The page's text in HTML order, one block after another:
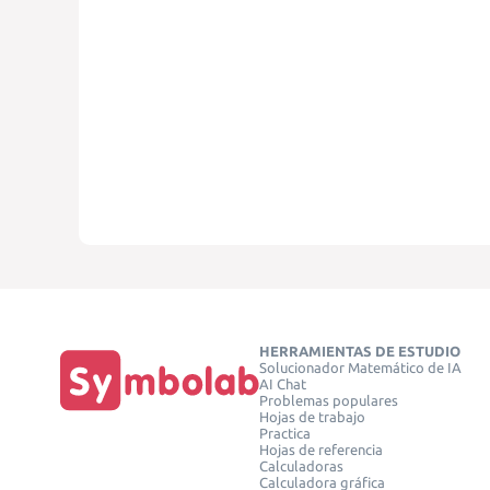
HERRAMIENTAS DE ESTUDIO
Solucionador Matemático de IA
AI Chat
Problemas populares
Hojas de trabajo
Practica
Hojas de referencia
Calculadoras
Calculadora gráfica